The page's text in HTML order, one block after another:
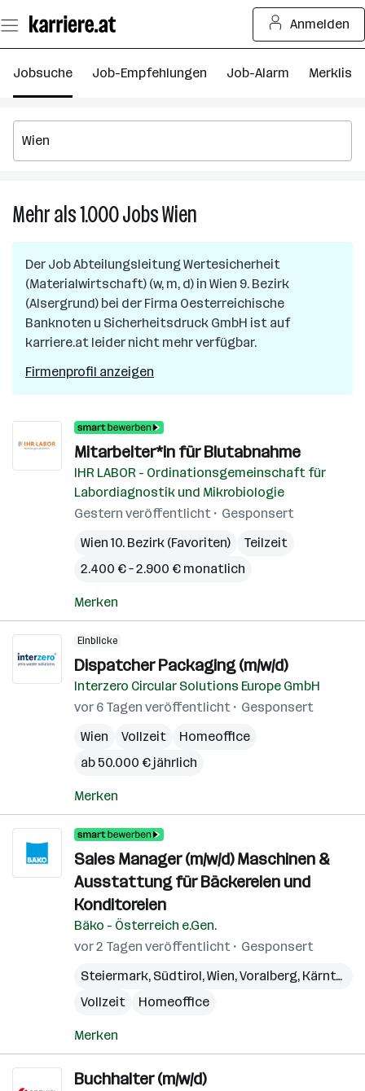
Seiteninhalt
springen
Anmelden
Jobsuche Job-Empfehlungen Job-Alarm Merkliste
Mehr als 1.000JobsWien
Jobs
in
Wien
Der JobAbteilungsleitung Wertesicherheit
(Materialwirtschaft) (w, m, d) in Wien 9. Bezirk
(Alsergrund) bei der Firma Oesterreichische
Banknoten u Sicherheitsdruck GmbH ist auf
karriere.at leider nicht mehr verfügbar.
Firmenprofil anzeigen
Mitarbeiter*in für Blutabnahme
IHR LABOR - Ordinationsgemeinschaft für
Labordiagnostik und Mikrobiologie
Gestern veröffentlicht
Gesponsert
Wien 10. Bezirk (Favoriten)
Teilzeit
2.400 € – 2.900 € monatlich
Merken
Einblicke
Dispatcher Packaging (m/w/d)
Interzero Circular Solutions Europe GmbH
vor 6 Tagen veröffentlicht
Gesponsert
Wien
Vollzeit
Homeoffice
ab 50.000 € jährlich
Merken
Sales Manager (m/w/d) Maschinen &
Ausstattung für Bäckereien und
Konditoreien
Bäko - Österreich e.Gen.
vor 2 Tagen veröffentlicht
Gesponsert
Steiermark, Südtirol,Wien,Voralberg, Kärnten
Vollzeit
Homeoffice
Merken
Buchhalter (m/w/d)